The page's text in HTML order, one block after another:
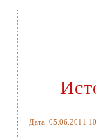
Дата: 05.06.2011